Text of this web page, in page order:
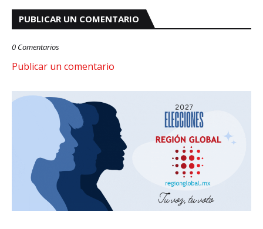
PUBLICAR UN COMENTARIO
0 Comentarios
Publicar un comentario